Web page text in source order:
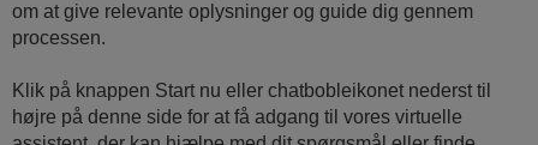
om at give relevante oplysninger og guide dig gennem
processen.
Klik på knappen Start nu eller chatbobleikonet nederst til
højre på denne side for at få adgang til vores virtuelle